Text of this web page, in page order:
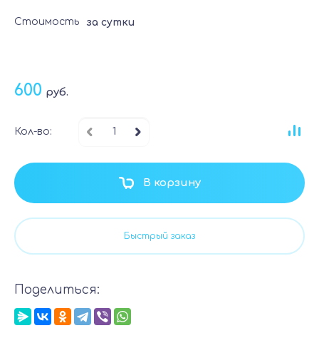
Стоимость за сутки
600 руб.
Кол-во:
В корзину
Быстрый заказ
Поделиться: